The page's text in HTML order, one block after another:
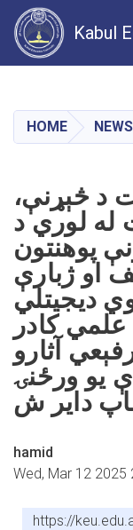
Kabul
HOME NEWS
د څېړنې،
له لوري د
پوهنتون
او ژبارې
دیجیتلي
کادر
آثارو
یو ورځنۍ
دایر ش
hamid
Wed, Mar 12 2025
https://